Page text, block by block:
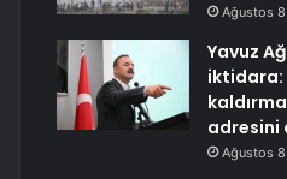
Ağustos
Yavuz
iktidara:
adresini
Ağustos